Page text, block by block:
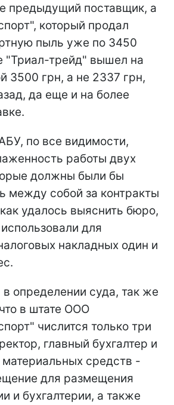
предыдущий поставщик, а
который продал
пыль уже по 3450
"Триал-трейд" вышел на
3500 грн, а не 2337 грн,
да еще и на более
по все видимости,
работы двух
должны были бы
между собой за контракты
удалось выяснить бюро,
для
накладных один и
в определении суда, так же
в штате ООО
числится только три
главный бухгалтер и
материальных средств -
для размещения
и бухгалтерии, а также